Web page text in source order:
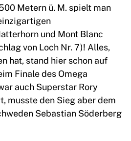
Metern ü. M. spielt man
und Mont Blanc
von Loch Nr. 7)! Alles,
hat, stand hier schon auf
Finale des Omega
auch Superstar Rory
musste den Sieg aber dem
Sebastian Söderberg